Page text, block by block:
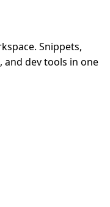
Snippets,
and dev tools in one